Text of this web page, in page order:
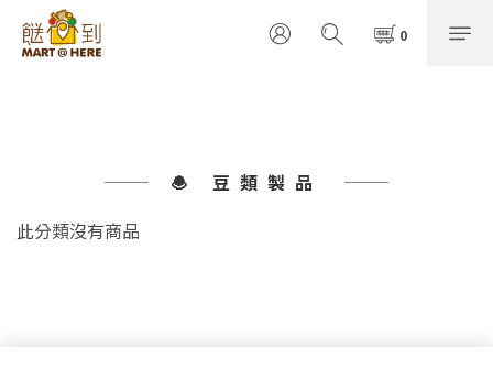
🧆 豆類製品
此分類沒有商品